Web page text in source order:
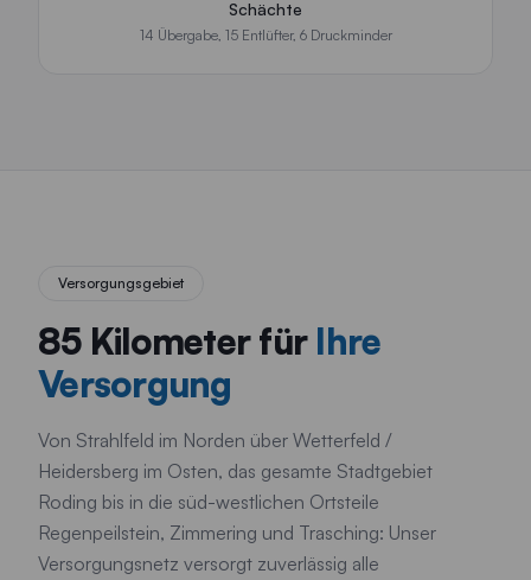
Schächte
14 Übergabe, 15 Entlüfter, 6 Druckminder
Versorgungsgebiet
85 Kilometer für Ihre
Versorgung
Von Strahlfeld im Norden über Wetterfeld /
Heidersberg im Osten, das gesamte Stadtgebiet
Roding bis in die süd-westlichen Ortsteile
Regenpeilstein, Zimmering und Trasching: Unser
Versorgungsnetz versorgt zuverlässig alle